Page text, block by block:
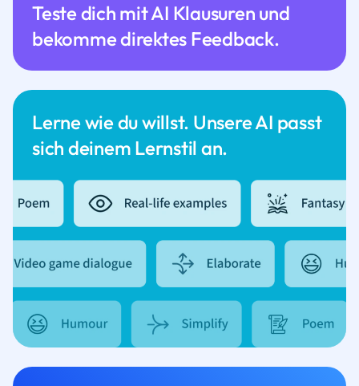
Lerne wie du willst. Unsere AI passt
sich deinem Lernstil an.
Teste dich mit AI Klausuren und
bekomme direktes Feedback.